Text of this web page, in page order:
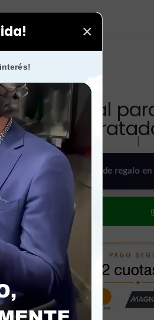
×
para pieles maduras y
facial
$2.500 de regalo en tu primera